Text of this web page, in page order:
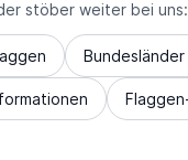
stöber weiter bei uns: